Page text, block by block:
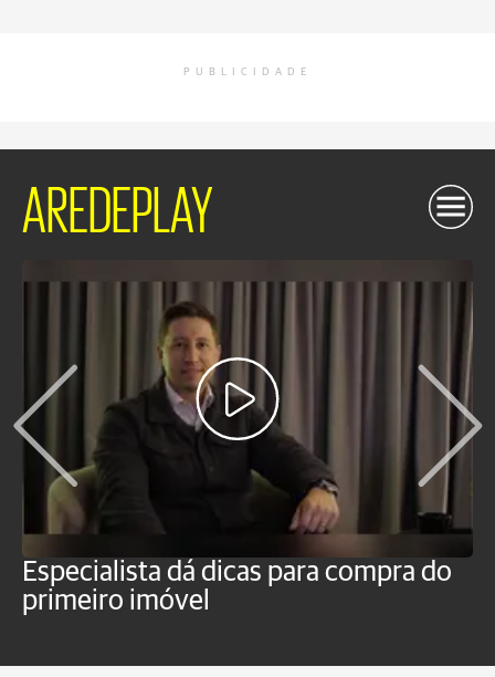
PUBLICIDADE
AREDEPLAY
Especialista dá dicas para compra do
primeiro imóvel